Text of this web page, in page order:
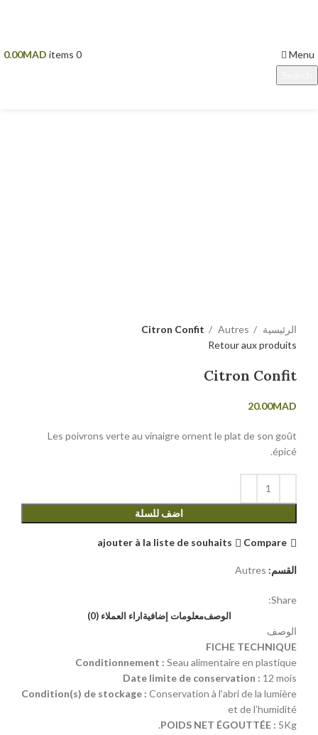
Menu
0
items
0.00MAD
الرئيسية
Autres
Citron Confit
Retour aux produits
Citron Confit
20.00MAD
Les poivrons verte au vinaigre ornent le plat de son goût
épicé.
اضف للسلة
Compare
ajouter à la liste de souhaits
القسم: Autres
Share:
الوصفمعلومات إضافيةاراء العملاء (0)
الوصف
FICHE TECHNIQUE
Conditionnement : Seau alimentaire en plastique
Date limite de conservation : 12 mois
Condition(s) de stockage : Conservation à l’abri de la lumière
et de l’humidité
POIDS NET ÉGOUTTÉE : 5Kg.